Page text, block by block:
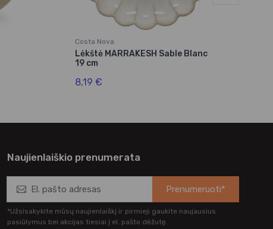
Costa Nova
Lėkštė MARRAKESH Sable Blanc
19 cm
8,19 €
Naujienlaiškio prenumerata
Prenumeruoti*
*Užsisakykite mūsų naujienlaiškį ir pirmieji gaukite naujausius
pasiūlymus bei akcijas tiesiai į el. pašto dėžutę.